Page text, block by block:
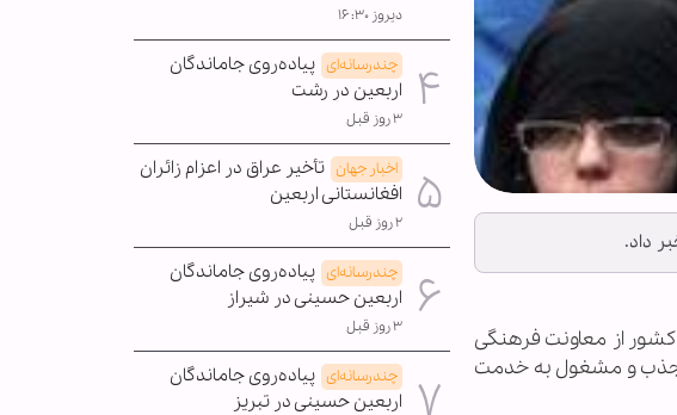
کشور از معاونت فرهنگی
در 276 مدرسه علمیه خواهران جذب و مشغول به خدمت
دیروز ۱۶:۳۰
چندرسانه‌ای پیاده‌روی جاماندگان
اربعین در رشت
۳ روز قبل
اخبار جهان تأخیر عراق در اعزام زائران
افغانستانی اربعین
۲ روز قبل
چندرسانه‌ای پیاده‌روی جاماندگان
اربعین حسینی در شیراز
۳ روز قبل
چندرسانه‌ای پیاده‌روی جاماندگان
اربعین حسینی در تبریز